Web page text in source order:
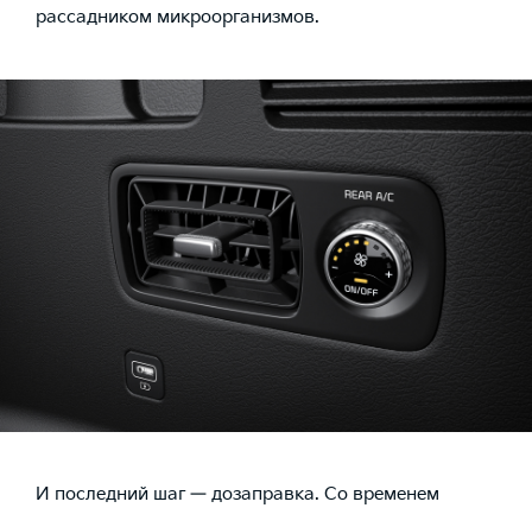
рассадником микроорганизмов.
И последний шаг — дозаправка. Со временем